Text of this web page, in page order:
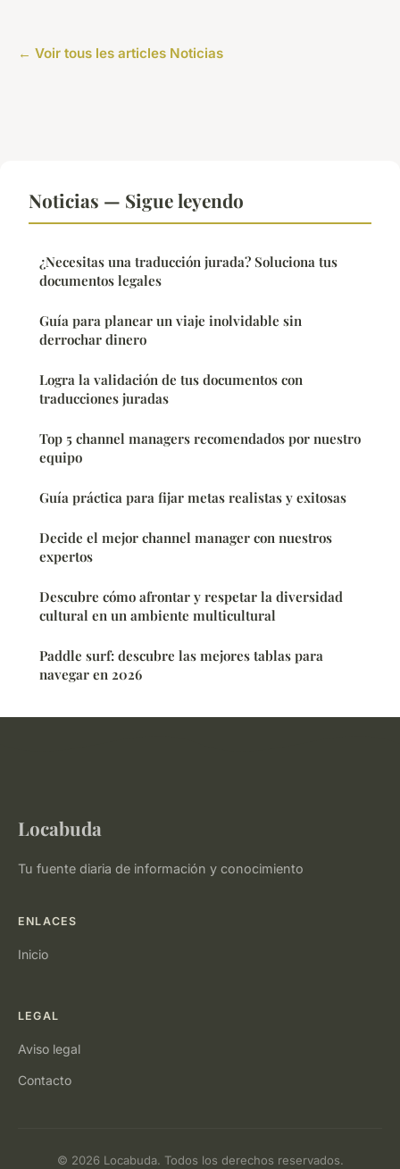
← Voir tous les articles Noticias
Noticias — Sigue leyendo
¿Necesitas una traducción jurada? Soluciona tus
documentos legales
Guía para planear un viaje inolvidable sin
derrochar dinero
Logra la validación de tus documentos con
traducciones juradas
Top 5 channel managers recomendados por nuestro
equipo
Guía práctica para fijar metas realistas y exitosas
Decide el mejor channel manager con nuestros
expertos
Descubre cómo afrontar y respetar la diversidad
cultural en un ambiente multicultural
Paddle surf: descubre las mejores tablas para
navegar en 2026
Locabuda
Tu fuente diaria de información y conocimiento
ENLACES
Inicio
LEGAL
Aviso legal
Contacto
© 2026 Locabuda. Todos los derechos reservados.